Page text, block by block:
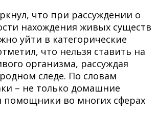
что при рассуждении о
нахождения живых существ
уйти в категорические
что нельзя ставить на
организма, рассуждая
следе. По словам
– не только домашние
во многих сферах